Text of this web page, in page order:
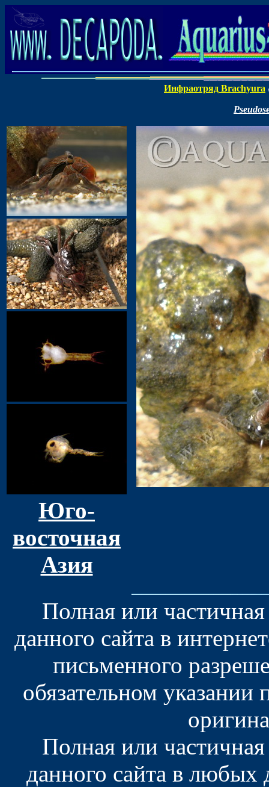
Инфраотряд Brachyura
Юго-
восточная
Азия
Полная или
данного сайта в
письменного
обязательном
Полная или
данного сайта в